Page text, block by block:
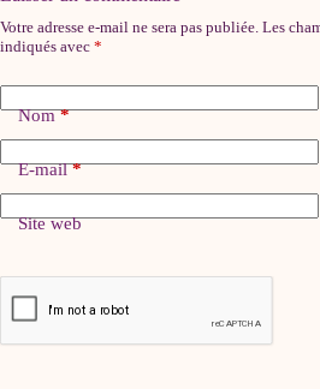
Votre adresse e-mail ne sera pas publiée. Les
indiqués avec *
Nom*
E-mail*
Site web